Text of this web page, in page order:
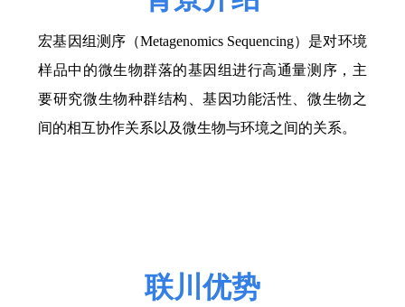
宏基因组测序（Metagenomics Sequencing）是对环境
样品中的微生物群落的基因组进行高通量测序，主
要研究微生物种群结构、基因功能活性、微生物之
间的相互协作关系以及微生物与环境之间的关系。
联川优势